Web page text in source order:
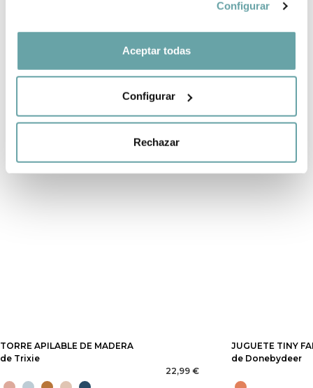
Configurar
Aceptar todas
Configurar
Rechazar
TORRE APILABLE DE MADERA
de Trixie
22,99 €
JUGUETE TINY
de Donebydeer